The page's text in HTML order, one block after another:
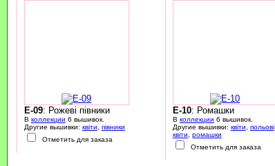
E-09: Рожеві півники
В коллекции 6 вышивок.
Другие вышивки: квіти
півники
Отметить для заказа
E-10: Ромашки
В коллекции 6 вышивок.
Другие вышивки: квіти
польові
квіти
ромашки
Отметить для заказа